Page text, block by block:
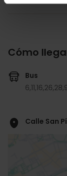
Cómo
Bus
6,11,16,26,28,
Calle San